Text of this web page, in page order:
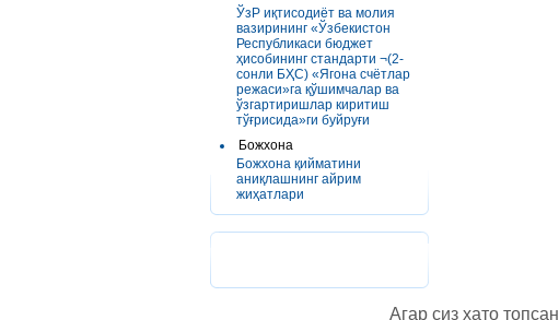
ЎзР иқтисодиёт ва молия
вазирининг «Ўзбекистон
Республикаси бюджет
ҳисобининг стандарти ¬(2-
сонли БҲС) «Ягона счётлар
режаси»га қўшимчалар ва
ўзгартиришлар киритиш
тўғрисида»ги буйруғи
Божхона
Божхона қийматини
аниқлашнинг айрим
жиҳатлари
Агар сиз хато